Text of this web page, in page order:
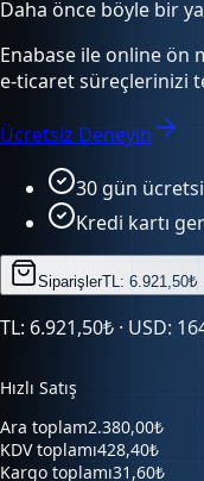
Enabase ile online ön
e-ticaret süreçlerinizi
Ücretsiz Deneyin
30 gün
Kredi kartı
TL: 6.921,50₺ · USD:
Ara toplam
Kargo toplamı31,60₺
Genel toplam2.840,00₺